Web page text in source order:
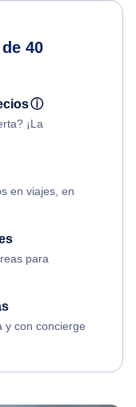
40
ⓘ
¡La
en viajes, en
para
y con concierge